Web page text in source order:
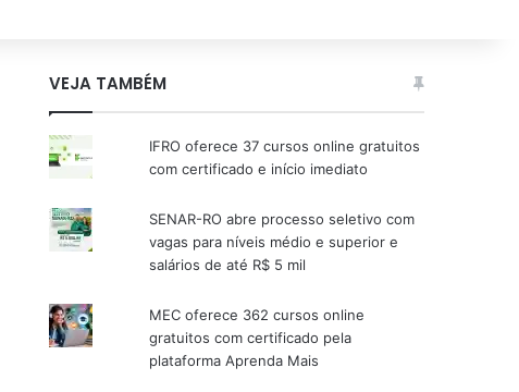
VEJA TAMBÉM
IFRO oferece 37 cursos online gratuitos
com certificado e início imediato
SENAR-RO abre processo seletivo com
vagas para níveis médio e superior e
salários de até R$ 5 mil
MEC oferece 362 cursos online
gratuitos com certificado pela
plataforma Aprenda Mais